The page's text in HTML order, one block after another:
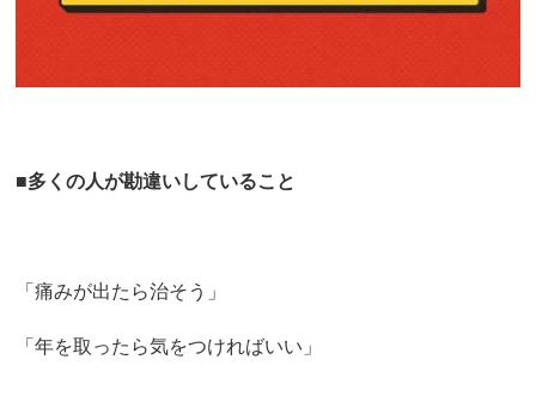
■多くの人が勘違いしていること
「痛みが出たら治そう」
「年を取ったら気をつければいい」